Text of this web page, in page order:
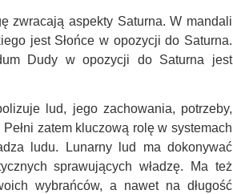
zwracają aspekty Saturna. W mandali
jest Słońce w opozycji do Saturna.
Dudy w opozycji do Saturna jest
lud, jego zachowania, potrzeby,
zatem kluczową rolę w systemach
ludu. Lunarny lud ma dokonywać
sprawujących władzę. Ma też
wybrańców, a nawet na długość